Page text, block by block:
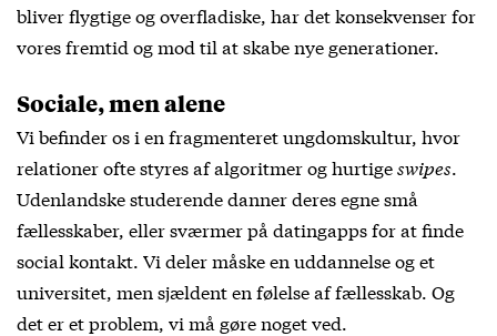
bliver flygtige og overfladiske, har det konsekvenser for
vores fremtid og mod til at skabe nye generationer.
Sociale, men alene
Vi befinder os i en fragmenteret ungdomskultur, hvor
relationer ofte styres af algoritmer og hurtigeswipes.
Udenlandske studerende danner deres egne små
fællesskaber, eller sværmer på datingapps for at finde
social kontakt. Vi deler måske en uddannelse og et
universitet, men sjældent en følelse af fællesskab. Og
det er et problem, vi må gøre noget ved.